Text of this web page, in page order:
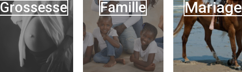
Grossesse Famille Mariage